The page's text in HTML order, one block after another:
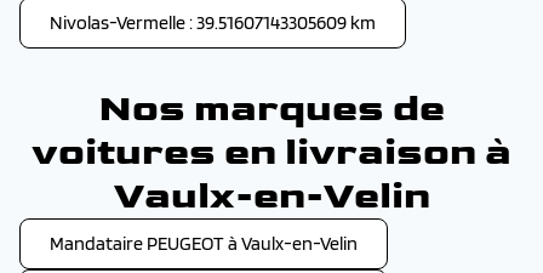
Nivolas-Vermelle : 39.51607143305609 km
Nos marques de
voitures en livraison à
Vaulx-en-Velin
Mandataire PEUGEOT à Vaulx-en-Velin